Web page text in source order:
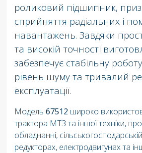
роликовий підшипник,
сприйняття радіальних і
навантажень. Завдяки
та високій точності
забезпечує стабільну
рівень шуму та тривалий
експлуатації.
Модель 67512 широко
трактора МТЗ та іншої техніки,
обладнанні, сільськогосподарській
редукторах, електродвигунах та